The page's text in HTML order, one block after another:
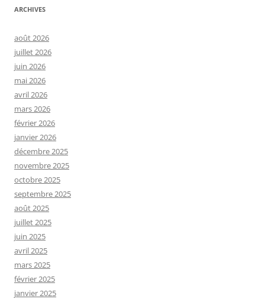
ARCHIVES
août 2026
juillet 2026
juin 2026
mai 2026
avril 2026
mars 2026
février 2026
janvier 2026
décembre 2025
novembre 2025
octobre 2025
septembre 2025
août 2025
juillet 2025
juin 2025
avril 2025
mars 2025
février 2025
janvier 2025